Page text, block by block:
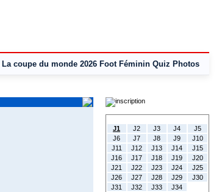
La coupe du monde 2026 Foot Féminin Quiz Photos
J1
J2 J3 J4
J5
J6
J7 J8 J9
J10
J11
J12 J13 J14
J15
J16
J17 J18 J19
J20
J21
J22 J23 J24
J25
J26
J27 J28 J29
J30
J31
J32 J33 J34